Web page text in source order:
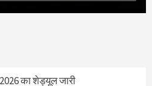
का शेड्यूल जारी